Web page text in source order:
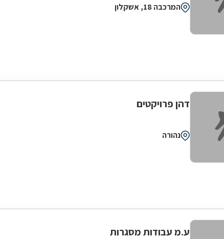
המרכבה 18, אשקלון
דהן פרויקטים
נהורה
ע.מ עבודות מסגרות